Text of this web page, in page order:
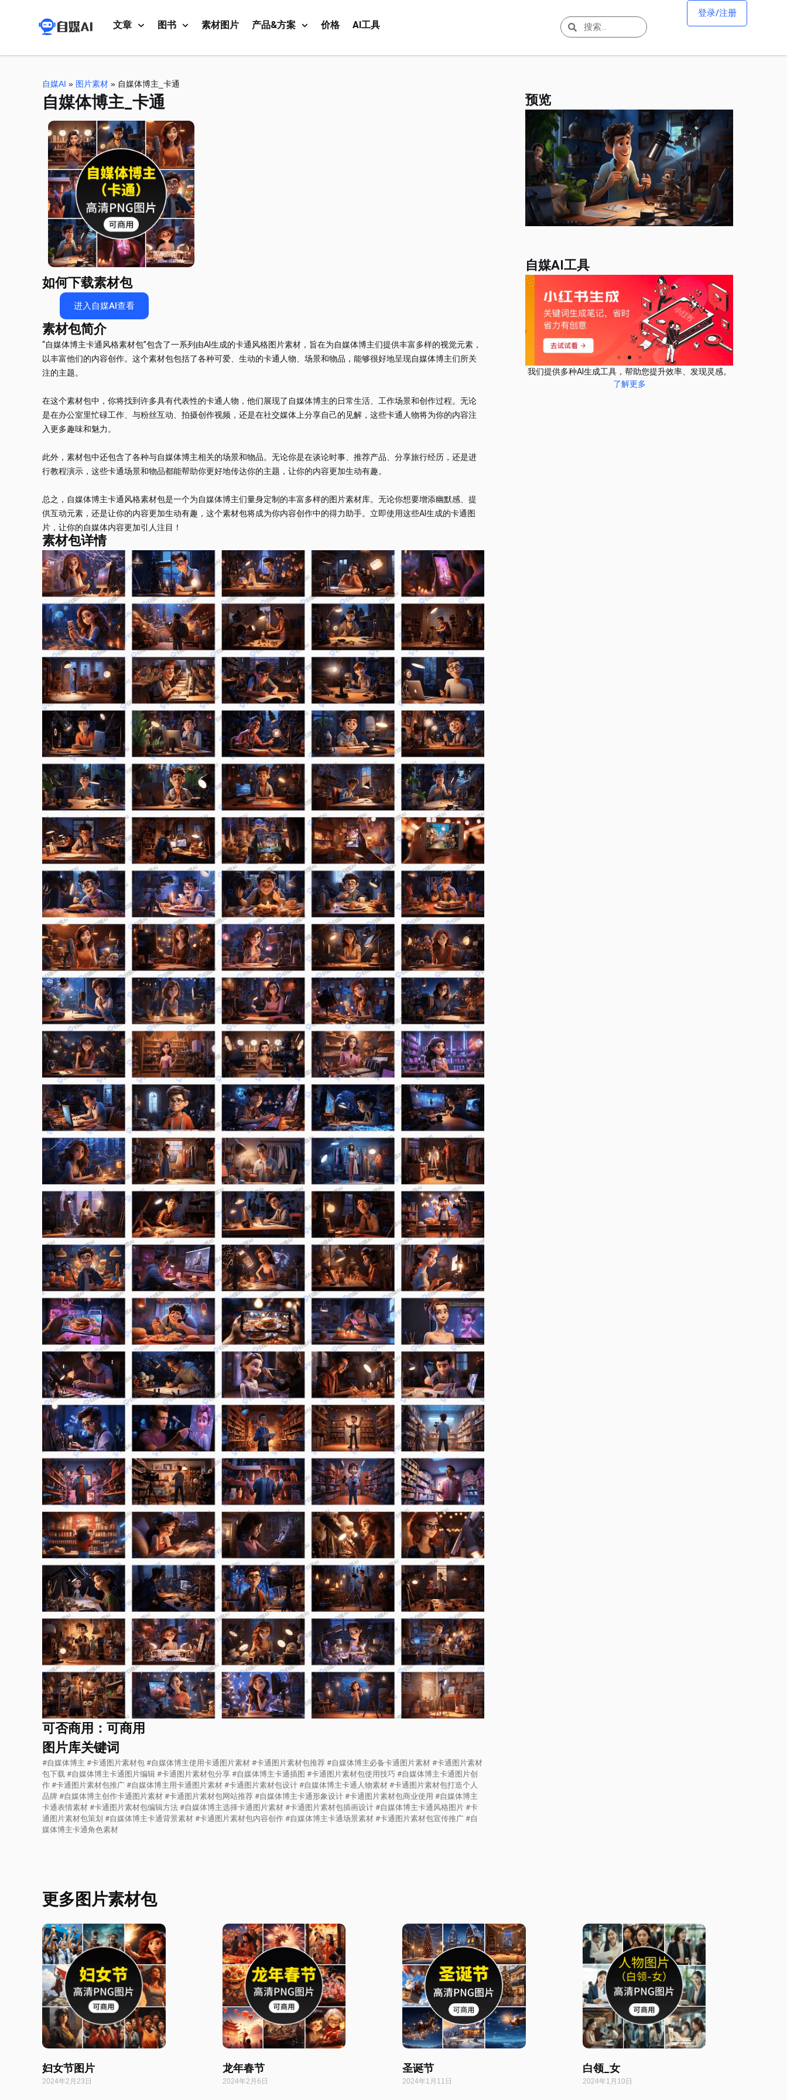
文章 图书 素材图片 产品&方案 价格 AI工具
登录/注册
自媒AI » 图片素材 » 自媒体博主_卡通
自媒体博主_卡通
如何下载素材包
进入自媒AI查看
素材包简介
“自媒体博主卡通风格素材包”包含了一系列由AI生成的卡通风格图片素材，旨在为自媒体博主们提供丰富多样的视觉元素，
以丰富他们的内容创作。这个素材包包括了各种可爱、生动的卡通人物、场景和物品，能够很好地呈现自媒体博主们所关
注的主题。
在这个素材包中，你将找到许多具有代表性的卡通人物，他们展现了自媒体博主的日常生活、工作场景和创作过程。无论
是在办公室里忙碌工作、与粉丝互动、拍摄创作视频，还是在社交媒体上分享自己的见解，这些卡通人物将为你的内容注
入更多趣味和魅力。
此外，素材包中还包含了各种与自媒体博主相关的场景和物品。无论你是在谈论时事、推荐产品、分享旅行经历，还是进
行教程演示，这些卡通场景和物品都能帮助你更好地传达你的主题，让你的内容更加生动有趣。
总之，自媒体博主卡通风格素材包是一个为自媒体博主们量身定制的丰富多样的图片素材库。无论你想要增添幽默感、提
供互动元素，还是让你的内容更加生动有趣，这个素材包将成为你内容创作中的得力助手。立即使用这些AI生成的卡通图
片，让你的自媒体内容更加引人注目！
素材包详情
可否商用：可商用
图片库关键词
#自媒体博主 #卡通图片素材包 #自媒体博主使用卡通图片素材 #卡通图片素材包推荐 #自媒体博主必备卡通图片素材 #卡通图片素材
包下载 #自媒体博主卡通图片编辑 #卡通图片素材包分享 #自媒体博主卡通插图 #卡通图片素材包使用技巧 #自媒体博主卡通图片创
作 #卡通图片素材包推广 #自媒体博主用卡通图片素材 #卡通图片素材包设计 #自媒体博主卡通人物素材 #卡通图片素材包打造个人
品牌 #自媒体博主创作卡通图片素材 #卡通图片素材包网站推荐 #自媒体博主卡通形象设计 #卡通图片素材包商业使用 #自媒体博主
卡通表情素材 #卡通图片素材包编辑方法 #自媒体博主选择卡通图片素材 #卡通图片素材包插画设计 #自媒体博主卡通风格图片 #卡
通图片素材包策划 #自媒体博主卡通背景素材 #卡通图片素材包内容创作 #自媒体博主卡通场景素材 #卡通图片素材包宣传推广 #自
媒体博主卡通角色素材
预览
自媒AI工具
我们提供多种AI生成工具，帮助您提升效率、发现灵感。
了解更多
更多图片素材包
妇女节图片
2024年2月23日
龙年春节
2024年2月6日
圣诞节
2024年1月11日
白领_女
2024年1月10日